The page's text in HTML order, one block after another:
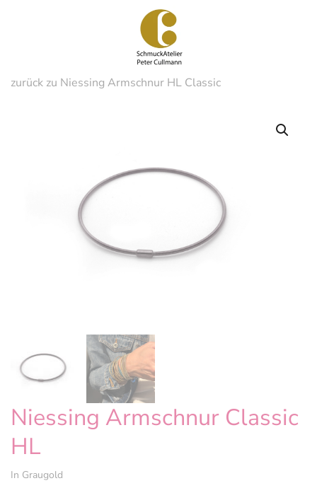
zurück zu Niessing Armschnur HL Classic
Niessing Armschnur Classic
HL
In Graugold